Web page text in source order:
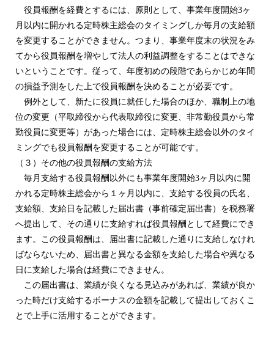
役員報酬を経費とするには、原則として、事業年度開始3ヶ
月以内に開かれる定時株主総会のタイミングしか毎月の支給額
を変更することができません。つまり、事業年度末の状況をみ
てから役員報酬を増やして法人の利益調整をすることはできな
いということです。従って、年度初めの段階であらかじめ年間
の損益予測をした上で役員報酬を決めることが必要です。
例外として、新たに役員に就任した場合のほか、職制上の地
位の変更（平取締役から代表取締役に変更、非常勤役員から常
勤役員に変更等）があった場合には、定時株主総会以外のタイ
ミングでも役員報酬を変更することが可能です。
（３）その他の役員報酬の支給方法
毎月支給する役員報酬以外にも事業年度開始3ヶ月以内に開
かれる定時株主総会から１ヶ月以内に、支給する役員の氏名、
支給額、支給日を記載した届出書（事前確定届出書）を税務署
へ提出して、その通りに支給すれば役員報酬として経費にでき
ます。この役員報酬は、届出書に記載した通りに支給しなけれ
ばならないため、届出書と異なる金額を支給した場合や異なる
日に支給した場合は経費にできません。
この届出書は、業績が良くなる見込みがあれば、業績が良か
った時だけ支給するボーナスの金額を記載して提出しておくこ
とで上手に活用することができます。